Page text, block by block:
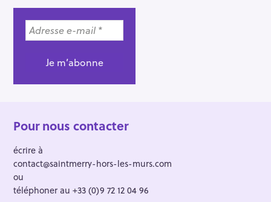
Pour nous contacter
écrire à
contact@saintmerry-hors-les-murs.com
ou
téléphoner au +33 (0)9 72 12 04 96